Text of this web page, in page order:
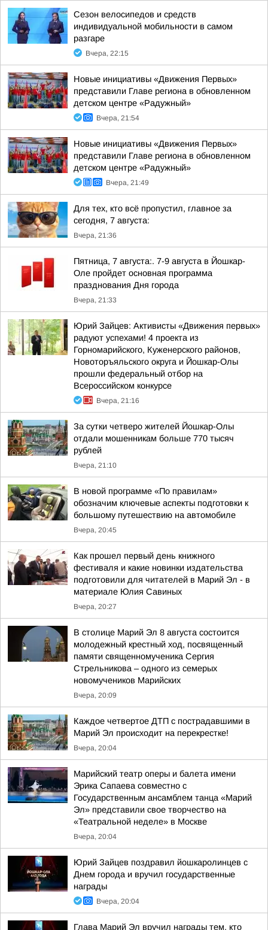
Сезон велосипедов и средств
индивидуальной мобильности в самом
разгаре
Вчера, 22:15
Новые инициативы «Движения Первых»
представили Главе региона в обновленном
детском центре «Радужный»
Вчера, 21:54
Новые инициативы «Движения Первых»
представили Главе региона в обновленном
детском центре «Радужный»
Вчера, 21:49
Для тех, кто всё пропустил, главное за
сегодня, 7 августа:
Вчера, 21:36
Пятница, 7 августа:. 7-9 августа в Йошкар-
Оле пройдет основная программа
празднования Дня города
Вчера, 21:33
Юрий Зайцев: Активисты «Движения первых»
радуют успехами! 4 проекта из
Горномарийского, Куженерского районов,
Новоторъяльского округа и Йошкар-Олы
прошли федеральный отбор на
Всероссийском конкурсе
Вчера, 21:16
За сутки четверо жителей Йошкар-Олы
отдали мошенникам больше 770 тысяч
рублей
Вчера, 21:10
В новой программе «По правилам»
обозначим ключевые аспекты подготовки к
большому путешествию на автомобиле
Вчера, 20:45
Как прошел первый день книжного
фестиваля и какие новинки издательства
подготовили для читателей в Марий Эл - в
материале Юлия Савиных
Вчера, 20:27
В столице Марий Эл 8 августа состоится
молодежный крестный ход, посвященный
памяти священномученика Сергия
Стрельникова – одного из семерых
новомучеников Марийских
Вчера, 20:09
Каждое четвертое ДТП с пострадавшими в
Марий Эл происходит на перекрестке!
Вчера, 20:04
Марийский театр оперы и балета имени
Эрика Сапаева совместно с
Государственным ансамблем танца «Марий
Эл» представили свое творчество на
«Театральной неделе» в Москве
Вчера, 20:04
Юрий Зайцев поздравил йошкаролинцев с
Днем города и вручил государственные
награды
Вчера, 20:04
Глава Марий Эл вручил награды тем, кто